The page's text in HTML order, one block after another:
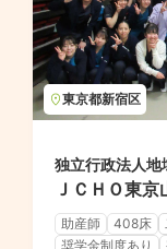
東京都新宿区
独立行政法人地
ＪＣＨＯ東
助産師 408床
奨学金制度あり